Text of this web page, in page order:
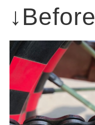
↓Before